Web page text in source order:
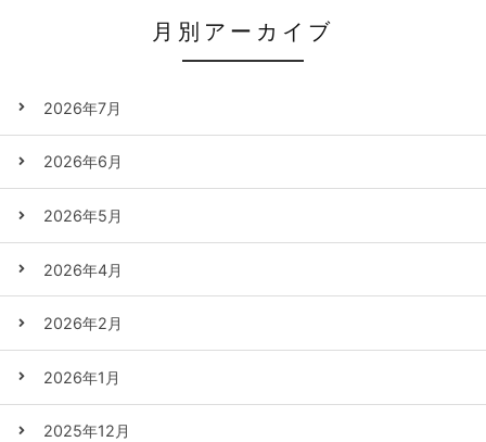
月別アーカイブ
2026年7月
2026年6月
2026年5月
2026年4月
2026年2月
2026年1月
2025年12月